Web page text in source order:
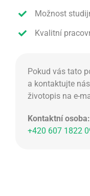
Možnost
Kvalitní
Pokud vás tato
a kontaktujte
životopis na e-
Kontaktní osoba:
+420 607 1822